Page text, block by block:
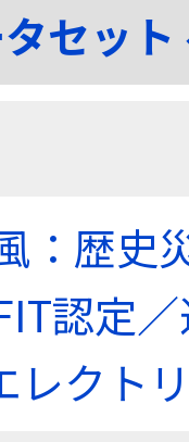
セッ
：歴史
認定
レクト